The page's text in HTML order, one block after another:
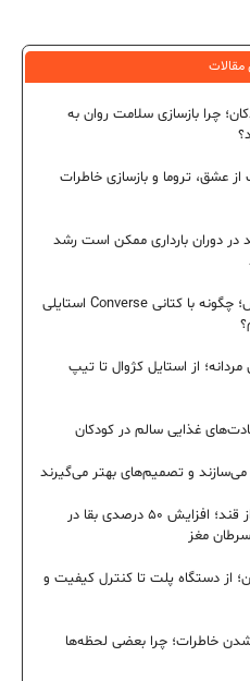
مقالات
چرا بازسازی سلامت روان به
عشق، تروما و بازسازی خاطرات
دوران بارداری ممکن است رشد
راهنمای ست کردن کفش کانورس؛ چگونه با کتانی Converse استایلی
از استایل کژوال تا تیپ
می‌سازند و تصمیم‌های بهتر می‌گیرند
درمان نوین با نانوذرات پوشیده از قند؛ افزایش ۵۰ درصدی بقا در
مغز
از دستگاه پلت تا کنترل کیفیت و
خاطرات؛ چرا بعضی لحظه‌ها